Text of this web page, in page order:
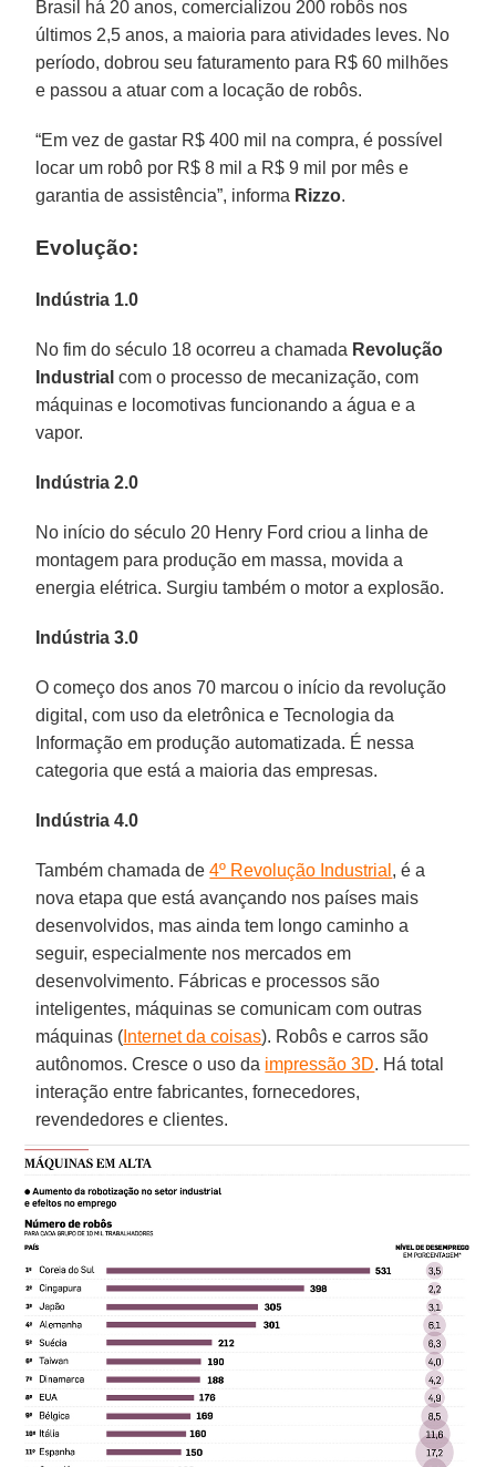
Brasil há 20 anos, comercializou 200 robôs nos
últimos 2,5 anos, a maioria para atividades leves. No
período, dobrou seu faturamento para R$ 60 milhões
e passou a atuar com a locação de robôs.
“Em vez de gastar R$ 400 mil na compra, é possível
locar um robô por R$ 8 mil a R$ 9 mil por mês e
garantia de assistência”, informa Rizzo.
Evolução:
Indústria 1.0
No fim do século 18 ocorreu a chamada Revolução
Industrial com o processo de mecanização, com
máquinas e locomotivas funcionando a água e a
vapor.
Indústria 2.0
No início do século 20 Henry Ford criou a linha de
montagem para produção em massa, movida a
energia elétrica. Surgiu também o motor a explosão.
Indústria 3.0
O começo dos anos 70 marcou o início da revolução
digital, com uso da eletrônica e Tecnologia da
Informação em produção automatizada. É nessa
categoria que está a maioria das empresas.
Indústria 4.0
Também chamada de4º Revolução Industrial , é a
nova etapa que está avançando nos países mais
desenvolvidos, mas ainda tem longo caminho a
seguir, especialmente nos mercados em
desenvolvimento. Fábricas e processos são
inteligentes, máquinas se comunicam com outras
máquinas ( Internet da coisas). Robôs e carros são
autônomos. Cresce o uso da impressão 3D. Há total
interação entre fabricantes, fornecedores,
revendedores e clientes.